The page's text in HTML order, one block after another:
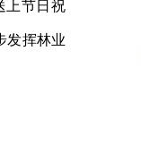
上节日祝
发挥林业